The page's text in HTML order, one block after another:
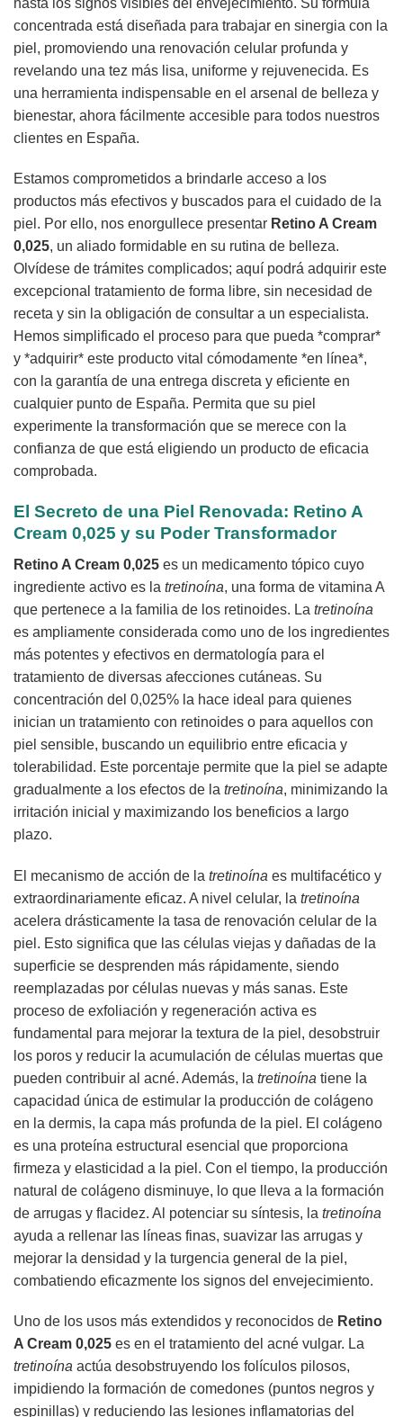
concentrada está diseñada para trabajar en sinergia con la
piel, promoviendo una renovación celular profunda y
revelando una tez más lisa, uniforme y rejuvenecida. Es
una herramienta indispensable en el arsenal de belleza y
bienestar, ahora fácilmente accesible para todos nuestros
clientes en España.
Estamos comprometidos a brindarle acceso a los
productos más efectivos y buscados para el cuidado de la
piel. Por ello, nos enorgullece presentar Retino A Cream
0,025, un aliado formidable en su rutina de belleza.
Olvídese de trámites complicados; aquí podrá adquirir este
excepcional tratamiento de forma libre, sin necesidad de
receta y sin la obligación de consultar a un especialista.
Hemos simplificado el proceso para que pueda *comprar*
y *adquirir* este producto vital cómodamente *en línea*,
con la garantía de una entrega discreta y eficiente en
cualquier punto de España. Permita que su piel
experimente la transformación que se merece con la
confianza de que está eligiendo un producto de eficacia
comprobada.
El Secreto de una Piel Renovada: Retino A
Cream 0,025 y su Poder Transformador
Retino A Cream 0,025 es un medicamento tópico cuyo
ingrediente activo es la tretinoína, una forma de vitamina A
que pertenece a la familia de los retinoides. La tretinoína
es ampliamente considerada como uno de los ingredientes
más potentes y efectivos en dermatología para el
tratamiento de diversas afecciones cutáneas. Su
concentración del 0,025% la hace ideal para quienes
inician un tratamiento con retinoides o para aquellos con
piel sensible, buscando un equilibrio entre eficacia y
tolerabilidad. Este porcentaje permite que la piel se adapte
gradualmente a los efectos de la tretinoína, minimizando la
irritación inicial y maximizando los beneficios a largo
plazo.
El mecanismo de acción de la tretinoína es multifacético y
extraordinariamente eficaz. A nivel celular, la tretinoína
acelera drásticamente la tasa de renovación celular de la
piel. Esto significa que las células viejas y dañadas de la
superficie se desprenden más rápidamente, siendo
reemplazadas por células nuevas y más sanas. Este
proceso de exfoliación y regeneración activa es
fundamental para mejorar la textura de la piel, desobstruir
los poros y reducir la acumulación de células muertas que
pueden contribuir al acné. Además, la tretinoína tiene la
capacidad única de estimular la producción de colágeno
en la dermis, la capa más profunda de la piel. El colágeno
es una proteína estructural esencial que proporciona
firmeza y elasticidad a la piel. Con el tiempo, la producción
natural de colágeno disminuye, lo que lleva a la formación
de arrugas y flacidez. Al potenciar su síntesis, la tretinoína
ayuda a rellenar las líneas finas, suavizar las arrugas y
mejorar la densidad y la turgencia general de la piel,
combatiendo eficazmente los signos del envejecimiento.
Uno de los usos más extendidos y reconocidos de Retino
A Cream 0,025 es en el tratamiento del acné vulgar. La
tretinoína actúa desobstruyendo los folículos pilosos,
impidiendo la formación de comedones (puntos negros y
espinillas) y reduciendo las lesiones inflamatorias del